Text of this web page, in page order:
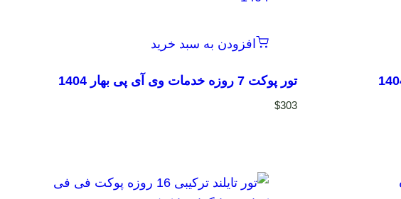
افزودن به سبد خرید
تور پوکت 7 روزه خدمات وی آی پی بهار 1404
$303